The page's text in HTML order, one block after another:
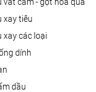
xay tiêu
xay các loại
dính
dầu